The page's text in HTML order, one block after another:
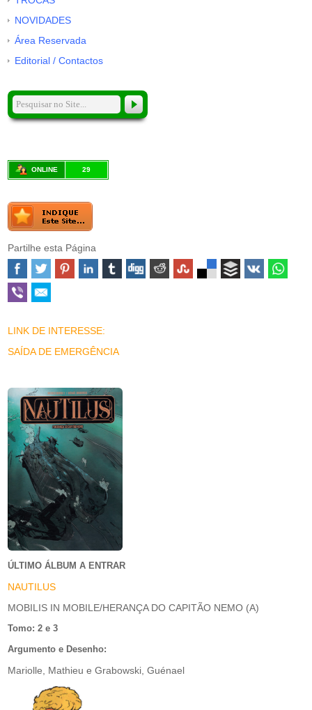
NOVIDADES
Área Reservada
Editorial / Contactos
ONLINE 29
Partilhe esta Página
LINK DE INTERESSE:
SAÍDA DE EMERGÊNCIA
ÚLTIMO ÁLBUM A ENTRAR
NAUTILUS
MOBILIS IN MOBILE/HERANÇA DO CAPITÃO NEMO (A)
Tomo: 2 e 3
Argumento e Desenho:
Mariolle, Mathieu e Grabowski, Guénael